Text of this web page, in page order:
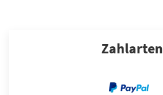
Zahlarten